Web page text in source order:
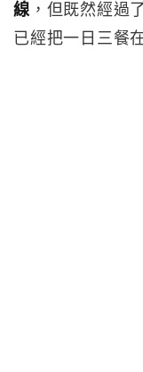
線，但既然經過
已經把一日三餐